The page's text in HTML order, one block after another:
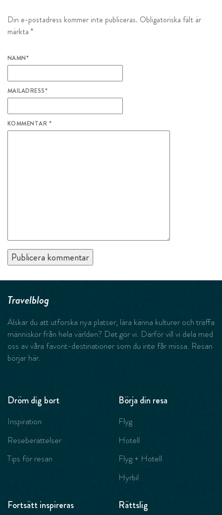
Din e-postadress kommer inte publiceras. Obligatoriska fält är
märkta *
NAMN*
MAILADRESS*
KOMMENTAR *
Travelblog
Älskar du att utforska nya platser, lära känna kulturer och träffa
människor från hela världen? Det gör vi. Därför vill vi dela med
oss av våra favorit-destinationer som du inte får missa. Resan
börjar här.
Dröm dig bort
Inspiration
Reseberättelser
Tips för resan
Börja din resa
Flyg
Hotell
Flyg + Hotell
Hyrbil
Fortsätt inspireras Rättslig